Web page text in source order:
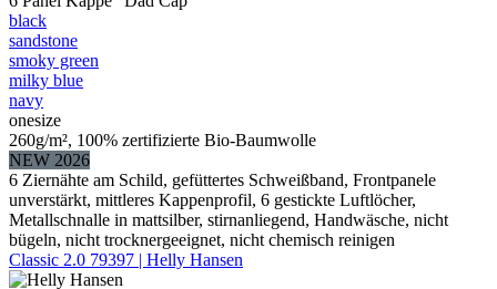
black
sandstone
smoky green
milky blue
navy
onesize
260g/m², 100% zertifizierte Bio-Baumwolle
NEW 2026
6 Ziernähte am Schild, gefüttertes Schweißband, Frontpanele
unverstärkt, mittleres Kappenprofil, 6 gestickte Luftlöcher,
Metallschnalle in mattsilber, stirnanliegend, Handwäsche, nicht
bügeln, nicht trocknergeeignet, nicht chemisch reinigen
Classic 2.0 79397 | Helly Hansen